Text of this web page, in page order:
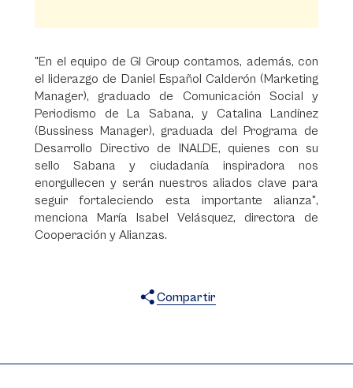
"En el equipo de GI Group contamos, además, con
el liderazgo de Daniel Español Calderón (Marketing
Manager), graduado de Comunicación Social y
Periodismo de La Sabana, y Catalina Landínez
(Bussiness Manager), graduada del Programa de
Desarrollo Directivo de INALDE, quienes con su
sello Sabana y ciudadanía inspiradora nos
enorgullecen y serán nuestros aliados clave para
seguir fortaleciendo esta importante alianza",
menciona María Isabel Velásquez, directora de
Cooperación y Alianzas.
Compartir